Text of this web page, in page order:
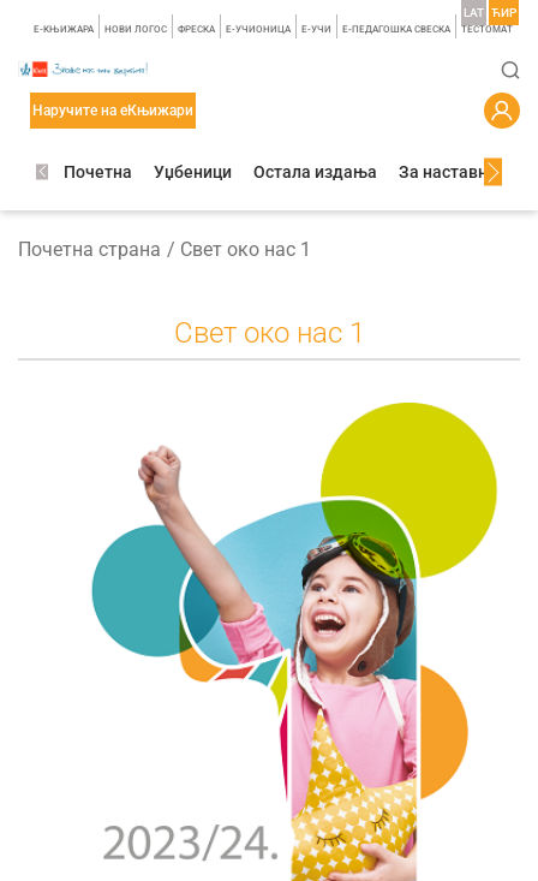
E-КЊИЖАРА НОВИ ЛОГОС ФРЕСКА E-УЧИОНИЦА E-УЧИ Е-ПЕДАГОШКА СВЕСКА TЕСТОМАТ
LAT ЋИР
Наручите на еКњижари
Почетна Уџбеници Остала издања За наставнике
Почетна страна Свет око нас 1
Свет око нас 1